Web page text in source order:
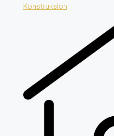
Konstruksion